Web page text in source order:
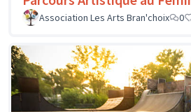
Association Les Arts Bran'choix
0